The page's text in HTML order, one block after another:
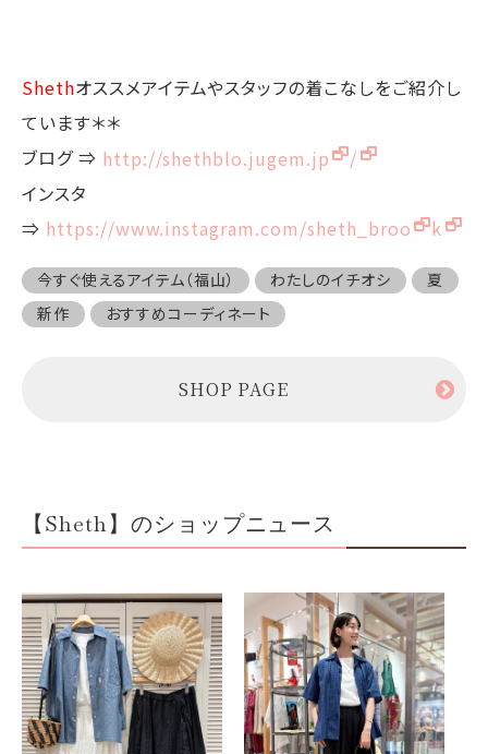
Shethオススメアイテムやスタッフの着こなしをご紹介し
ています＊＊
ブログ ⇒ http://shethblo.jugem.jp
/
インスタ
⇒ https://www.instagram.com/sheth_broo k
今すぐ使えるアイテム（福山） わたしのイチオシ
夏
新作
おすすめコーディネート
SHOP PAGE
【Sheth】のショップニュース